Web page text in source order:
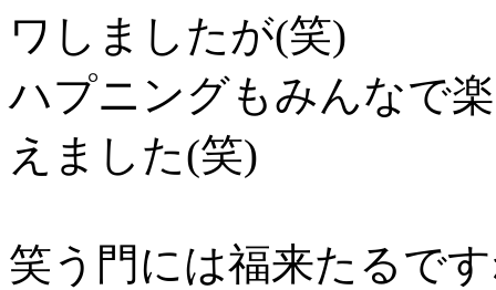
ワしましたが(笑)
ハプニングもみんなで
えました(笑)
笑う門には福来たるで